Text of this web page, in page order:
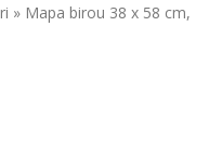
» Mapa birou 38 x 58 cm,